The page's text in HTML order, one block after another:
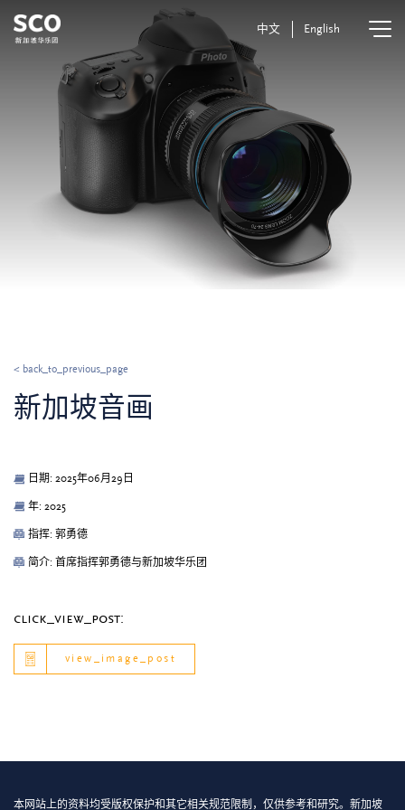
中文 English
< back_to_previous_page
新加坡音画
日期: 2025年06月29日
年: 2025
指挥: 郭勇德
简介: 首席指挥郭勇德与新加坡华乐团
click_view_post:
view_image_post
本网站上的资料均受版权保护和其它相关规范限制，仅供参考和研究。新加坡